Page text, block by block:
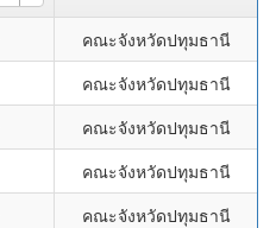
คณะจังหวัดปทุมธานี
คณะจังหวัดปทุมธานี
คณะจังหวัดปทุมธานี
คณะจังหวัดปทุมธานี
คณะจังหวัดปทุมธานี